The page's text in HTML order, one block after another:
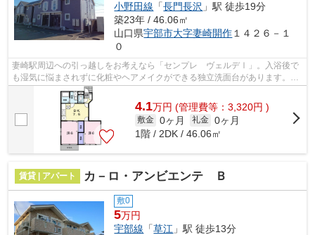
小野田線 「長門長沢 」駅 徒歩19分
築23年 / 46.06㎡
山口県宇部市大字妻崎開作 １４２６－１
０
妻崎駅周辺への引っ越しをお考えなら「センプレ ヴェルデⅠ」。入浴後で
も湿気に悩まされずに化粧やヘアメイクができる独立洗面台があります。床
下収納付のアパートです。宇部市エリア...
4.1万円 (管理費等：3,320円 )
敷金 0ヶ月 礼金 0ヶ月
1階 / 2DK / 46.06㎡
賃貸 | アパート カ－ロ・アンビエンテ Ｂ
敷0
5万円
宇部線 「草江 」駅 徒歩13分